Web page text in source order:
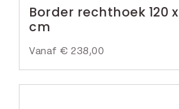
Border rechthoek 120
cm
Vanaf € 238,00